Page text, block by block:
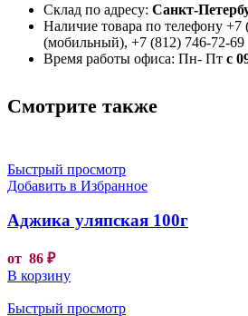
Склад по адресу: Санкт-
Наличие товара по телефону +7
(мобильный), +7 (812) 746-72-69
Время работы офиса: Пн- Пт с
Смотрите также
Быстрый просмотр
Добавить в Избранное
Аджика уляпская 100г
от 86 ₽
В корзину
Быстрый просмотр